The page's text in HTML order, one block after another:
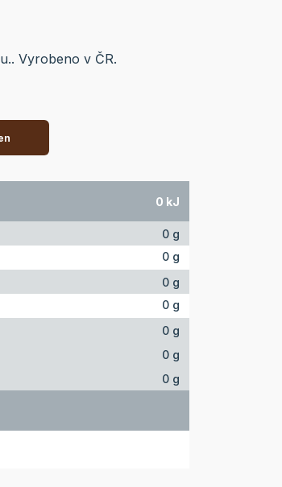
Vyrobeno v ČR.
0 kJ
0 g
0 g
0 g
0 g
0 g
0 g
0 g